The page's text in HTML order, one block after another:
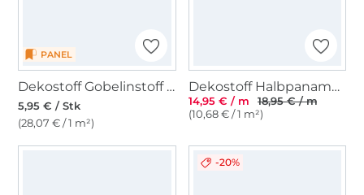
PANEL
Dekostoff Gobelinstoff Panel Running Horse, 46 x 46 cm
5,95 € / Stk
(28,07 € / 1 m²)
Dekostoff Halbpanama Cute Dogs, Digitaldruck
14,95 € / m
18,95 € / m
(10,68 € / 1 m²)
-20%